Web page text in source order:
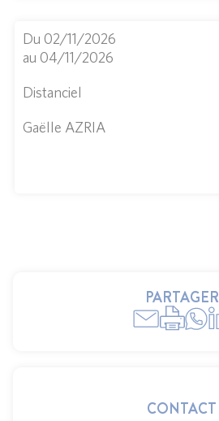
Du 02/11/2026
au 04/11/2026
Distanciel
Gaëlle AZRIA
PARTAGER
CONTACT